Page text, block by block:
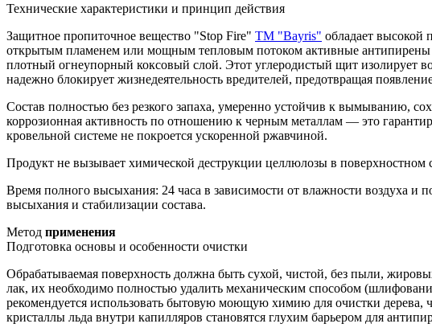
Технические характеристики и принцип действия
Защитное пропиточное вещество "Stop Fire" ТМ "Bayris" обладает высокой
открытым пламенем или мощным тепловым потоком активные
плотный огнеупорный коксовый слой. Этот углеродистый щит изолирует
надежно блокирует жизнедеятельность вредителей, предотвращая
Состав полностью без резкого запаха, умеренно устойчив к вымыванию,
коррозионная активность по отношению к черным металлам — это
кровельной системе не покроется ускоренной ржавчиной.
Продукт не вызывает химической деструкции целлюлозы в поверхностном
Время полного высыхания: 24 часа в зависимости от влажности воздуха и
высыхания и стабилизации состава.
Метод применения
Подготовка основы и особенности очистки
Обрабатываемая поверхность должна быть сухой, чистой, без пыли,
лак, их необходимо полностью удалить механическим способом
рекомендуется использовать бытовую моющую химию для очистки дерева,
кристаллы льда внутри капилляров становятся глухим барьером для